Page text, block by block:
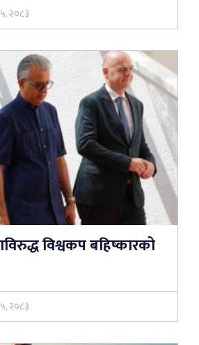
२०८३
विश्वकप बहिष्कारको
२०८३